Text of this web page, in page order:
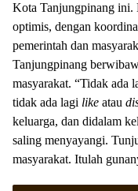
Kota Tanjungpinang ini.
optimis, dengan
pemerintah dan
Tanjungpinang
masyarakat. “Tidak ada
tidak ada lagi like atau
keluarga, dan didalam
saling menyayangi.
masyarakat. Itulah